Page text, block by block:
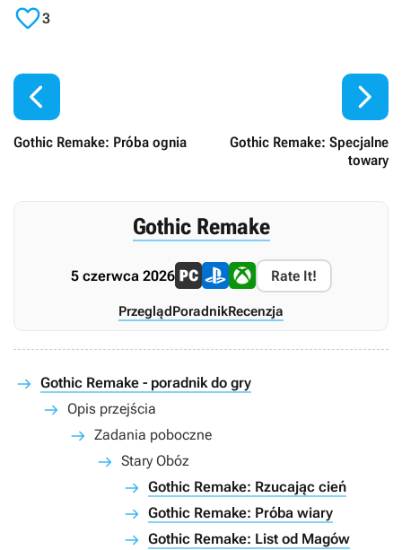
3

Gothic Remake: Próba ognia
Gothic Remake: Specjalne
towary

Gothic Remake
5 czerwca 2026 Rate It!
PrzeglądPoradnikRecenzja
Gothic Remake - poradnik do gry
Opis przejścia
Zadania poboczne
Stary Obóz
Gothic Remake: Rzucając cień
Gothic Remake: Próba wiary
Gothic Remake: List od Magów